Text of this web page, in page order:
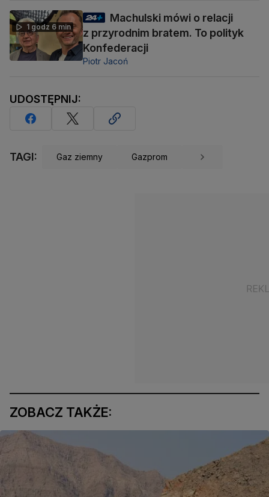
1 godz 6 min
Machulski mówi o relacji
z przyrodnim bratem. To polityk
Konfederacji
Piotr Jacoń
UDOSTĘPNIJ:
TAGI: Gaz ziemny Gazprom
ZOBACZ TAKŻE: